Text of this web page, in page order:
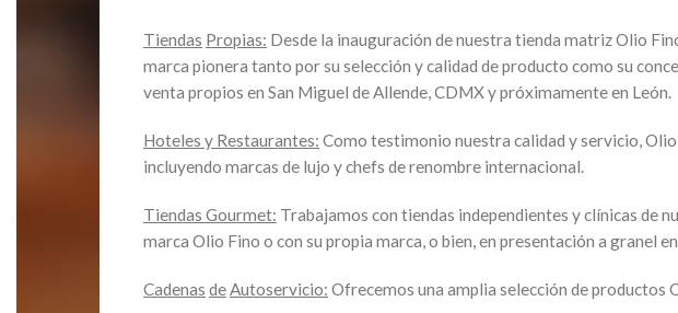
Tiendas Propias: Desde la inauguración de nuestra tienda matriz Olio
marca pionera tanto por su selección y calidad de producto como su
venta propios en San Miguel de Allende, CDMX y próximamente en León.
Hoteles y Restaurantes: Como testimonio nuestra calidad y servicio,
incluyendo marcas de lujo y chefs de renombre internacional.
Tiendas Gourmet: Trabajamos con tiendas independientes y clínicas de
marca Olio Fino o con su propia marca, o bien, en presentación a granel
Cadenas deAutoservicio: Ofrecemos una amplia selección de productos